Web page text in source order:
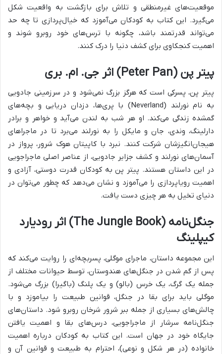
موقعیت‌های غیرمنطقی و تلاش برای بازگشت به واقعیت شکل
می‌گیرد. این کتاب به کودکان می‌آموزد که خیال‌پردازی تا چه حد
می‌تواند قدرتمند باشد، چگونه با ترس‌های خود روبرو شوند و
اهمیت کنجکاوی برای کشف دنیا را درک کنند.
پیتر پن (Peter Pan) اثر جی. ام. بری
پیتر پن، پسرکی است که هرگز بزرگ نمی‌شود و در سرزمینی جادویی
به نام نورلند (Neverland) با پری‌ها، دزدان دریایی و بچه‌های
گمشده زندگی می‌کند. او هر شب به لندن می‌آید و خواهر و برادر
دارلینگ، وندی، جان و مایکل را به نورلند می‌برد تا در ماجراهای
هیجان‌انگیزشان شرکت کنند. نبرد با کاپیتان هوک شرور، پرواز در
آسمان‌های نورلند و کشف جزایر جادویی، از عناصر اصلی ماجراجویی
در این داستان هستند. پیتر پن به کودکان قدرت دوستی، آزادی و
اهمیت رویاپردازی را می‌آموزد و نشان می‌دهد که چطور می‌توان در
دنیای تخیل به هر چیزی دست یافت.
جنگل‌نامه (The Jungle Book) اثر رودیارد
کیپلینگ
این مجموعه داستان، ماجرای موگلی، پسربچه‌ای را روایت می‌کند که
پس از گم شدن در جنگل‌های هندوستان، توسط حیوانات مختلف از
جمله یک گرگ، یک خرس (بالو) و یک پلنگ (باگیرا) بزرگ می‌شود.
موگلی باید برای بقا در جنگل، قوانین طبیعت را بیاموزد و با
چالش‌های بسیاری از جمله ببر شرور شرخان روبرو شود. داستان‌های
جنگل‌نامه سرشار از ماجراجویی، درس‌های بقا و اهمیت یافتن
جایگاه خود در جهان است. این کتاب به کودکان درباره اهمیت
خانواده (در هر شکل و نوعی)، احترام به طبیعت و قوانین آن و